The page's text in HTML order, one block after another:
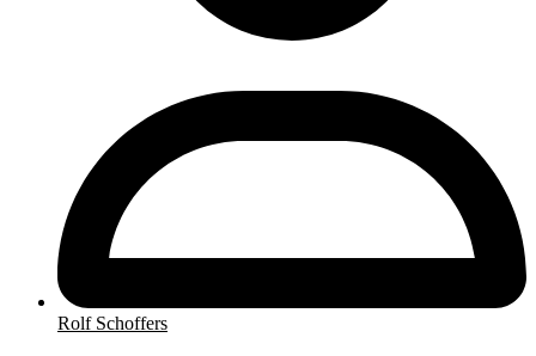
Rolf Schoffers